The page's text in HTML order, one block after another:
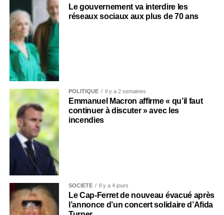
Le gouvernement va interdire les
réseaux sociaux aux plus de 70 ans
POLITIQUE Il y a 2 semaines
Emmanuel Macron affirme « qu’il faut
continuer à discuter » avec les
incendies
SOCIÉTÉ Il y a 4 jours
Le Cap-Ferret de nouveau évacué après
l’annonce d’un concert solidaire d’Afida